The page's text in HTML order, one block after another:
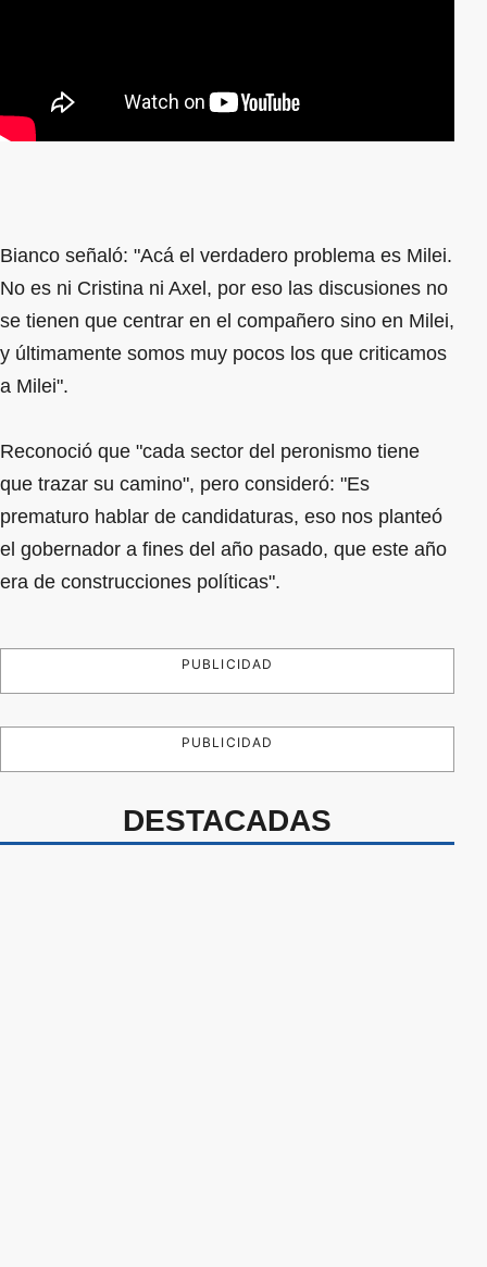
Bianco señaló: "Acá el verdadero problema es Milei.
No es ni Cristina ni Axel, por eso las discusiones no
se tienen que centrar en el compañero sino en Milei,
y últimamente somos muy pocos los que criticamos
a Milei".
Reconoció que "cada sector del peronismo tiene
que trazar su camino", pero consideró: "Es
prematuro hablar de candidaturas, eso nos planteó
el gobernador a fines del año pasado, que este año
era de construcciones políticas".
PUBLICIDAD
PUBLICIDAD
DESTACADAS